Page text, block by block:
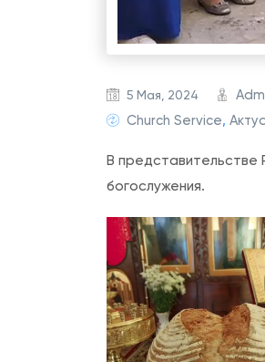
5 Мая, 2024
Church Service,
В представительстве
богослужения.